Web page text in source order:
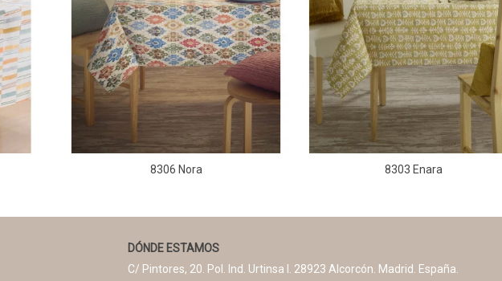
8306 Nora 8303 Enara
DÓNDE ESTAMOS
C/ Pintores, 20. Pol. Ind. Urtinsa I. 28923 Alcorcón. Madrid. España.